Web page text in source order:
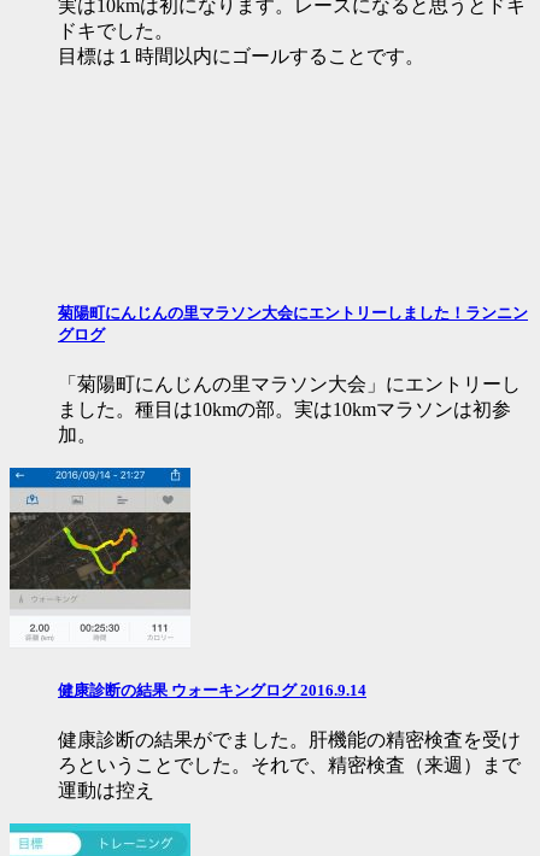
実は10kmは初になります。レースになると思うとドキ
ドキでした。
目標は１時間以内にゴールすることです。
菊陽町にんじんの里マラソン大会にエントリーしました！ランニン
グログ
「菊陽町にんじんの里マラソン大会」にエントリーし
ました。種目は10kmの部。実は10kmマラソンは初参
加。
健康診断の結果 ウォーキングログ 2016.9.14
健康診断の結果がでました。肝機能の精密検査を受け
ろということでした。それで、精密検査（来週）まで
運動は控え